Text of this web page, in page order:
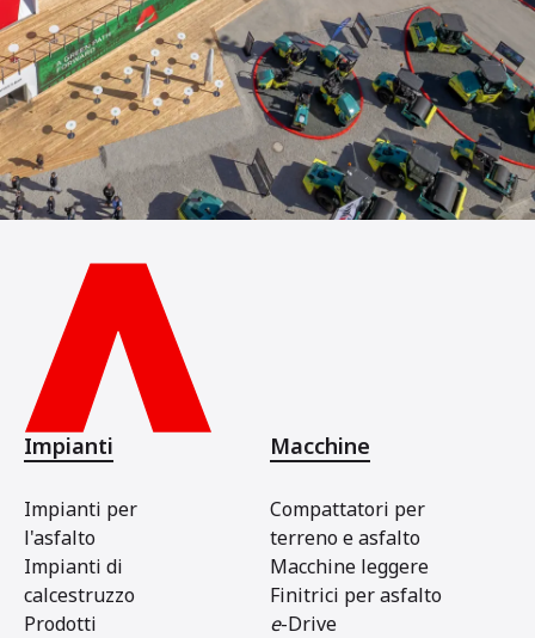
Impianti
Impianti per
l'asfalto
Impianti di
calcestruzzo
Prodotti
Macchine
Compattatori per
terreno e asfalto
Macchine leggere
Finitrici per asfalto
e-Drive